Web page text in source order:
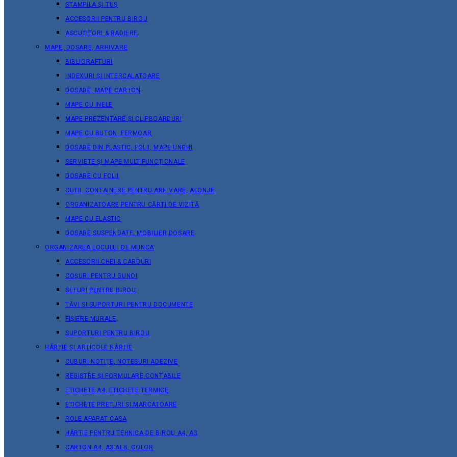
STAMPILA ȘI TUȘ
ACCESORII PENTRU BIROU
ASCUȚITORI & RADIERE
MAPE, DOSARE, ARHIVARE
BIBLIORAFTURI
INDEXURI ȘI INTERCALATOARE
DOSARE, MAPE CARTON
MAPE CU INELE
MAPE PREZENTARE ȘI CLIPBOARDURI
MAPE CU BUTON, FERMOAR
DOSARE DIN PLASTIC, FOLII, MAPE UNGHI
SERVIETE ȘI MAPE MULTIFUNCȚIONALE
DOSARE CU FOLII
CUTII, CONTAINERE PENTRU ARHIVARE, ALONJE
ORGANIZATOARE PENTRU CĂRȚI DE VIZITĂ
MAPE CU ELASTIC
DOSARE SUSPENDATE, MOBILIER DOSARE
ORGANIZAREA LOCULUI DE MUNCA
ACCESORII CHEI & СARDURI
COȘURI PENTRU GUNOI
SETURI PENTRU BIROU
TĂVI ȘI SUPORTURI PENTRU DOCUMENTE
FIȘIERE MURALE
SUPORTURI PENTRU BIROU
HÂRTIE ȘI ARTICOLE HÂRTIE
CUBURI NOTIȚE, NOTESURI ADEZIVE
REGISTRE ȘI FORMULARE CONTABILE
ETICHETE A4, ETICHETE TERMICE
ETICHETE PRETURI ȘI MARCATOARE
ROLE APARAT CASA
HÂRTIE PENTRU TEHNICA DE BIROU A4, A3
CARTON A4, A3 ALB, COLOR